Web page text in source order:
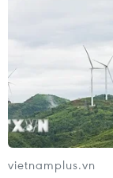
vietnamplus.vn